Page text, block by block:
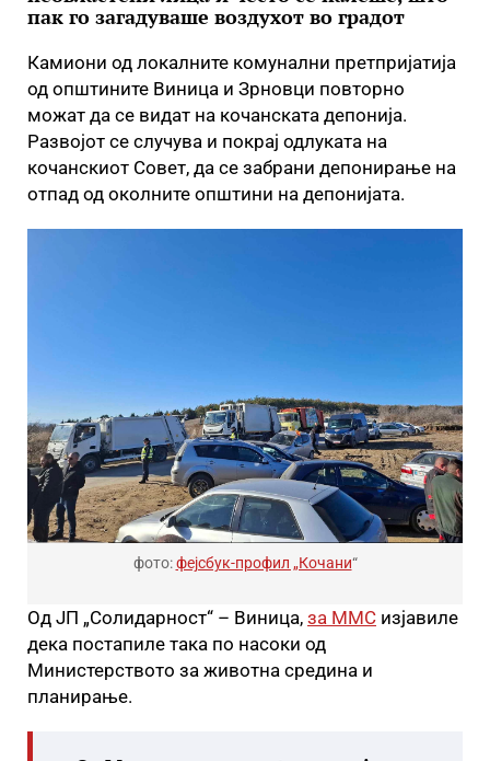
пак го загадуваше воздухот во градот
Камиони од локалните комунални претпријатија
од општините Виница и Зрновци повторно
можат да се видат на кочанската депонија.
Развојот се случува и покрај одлуката на
кочанскиот Совет, да се забрани депонирање на
отпад од околните општини на депонијата.
фото:фејсбук-профил „Кочани“
Од ЈП „Солидарност“ – Виница, за ММС изјавиле
дека постапиле така по насоки од
Министерството за животна средина и
планирање.